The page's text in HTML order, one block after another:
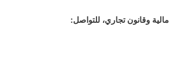
وقانون تجاري، للتواصل: